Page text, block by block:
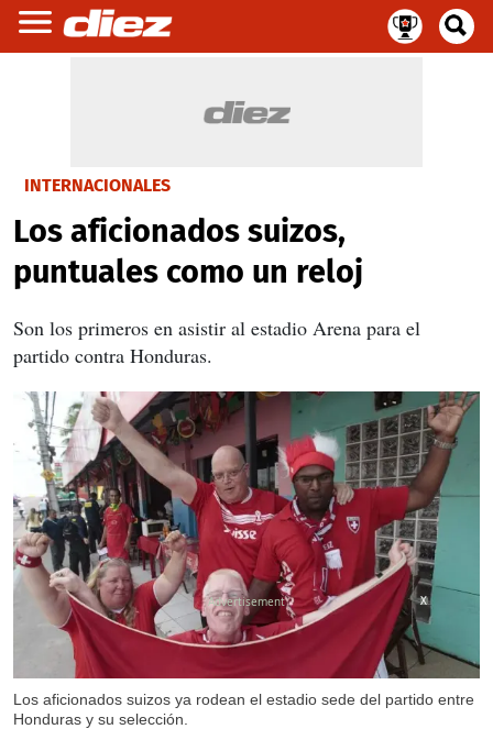
INTERNACIONALES
Los aficionados suizos,
puntuales como un reloj
Son los primeros en asistir al estadio Arena para el
partido contra Honduras.
Los aficionados suizos ya rodean el estadio sede del partido entre
Honduras y su selección.
X